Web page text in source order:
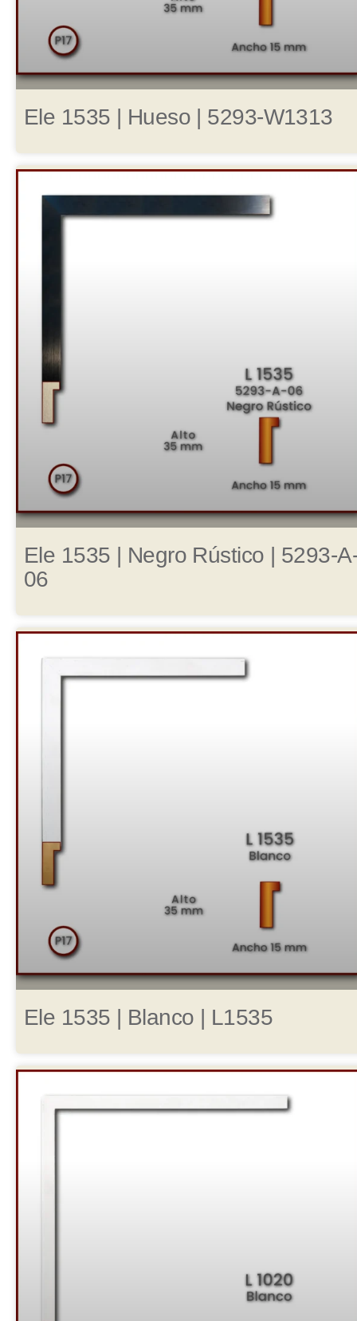
Ele 1535 | Hueso | 5293-W1313
Ele 1535 | Negro Rústico | 5293-
06
Ele 1535 | Blanco | L1535